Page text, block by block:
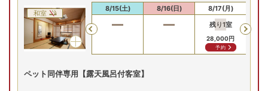
和室
Previous
8/13(木) 8/14(金) 8/15(土) 8/16(日)
8/17(月)
残り1室
28,000円
予約
ペット同伴専用【露天風呂付客室】